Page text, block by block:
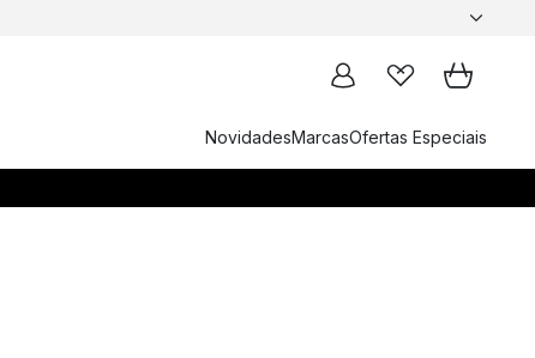
NovidadesMarcasOfertas Especiais